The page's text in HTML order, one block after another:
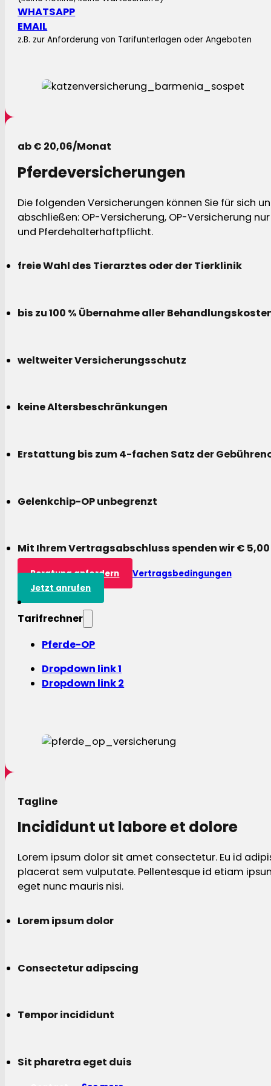
WHATSAPP
EMAIL
z.B. zur Anforderung von Tarifunterlagen oder Angeboten
ab € 20,06/Monat
Pferdeversicherungen
Die folgenden Versicherungen können Sie für sich
abschließen: OP-Versicherung, OP-Versicherung
und Pferdehalterhaftpflicht.
freie Wahl des Tierarztes oder der Tierklinik
bis zu 100 % Übernahme aller
weltweiter Versicherungsschutz
keine Altersbeschränkungen
Erstattung bis zum 4-fachen Satz der
Gelenkchip-OP unbegrenzt
Mit Ihrem Vertragsabschluss spenden wir €
Beratung anfordern
Vertragsbedingungen
Jetzt anrufen
Tarifrechner
Pferde-OP
Dropdown link 1
Dropdown link 2
Tagline
Incididunt ut labore et dolore
Lorem ipsum dolor sit amet consectetur. Eu id
placerat sem vulputate. Pellentesque id etiam
eget nunc mauris nisi.
Lorem ipsum dolor
Consectetur adipscing
Tempor incididunt
Sit pharetra eget duis